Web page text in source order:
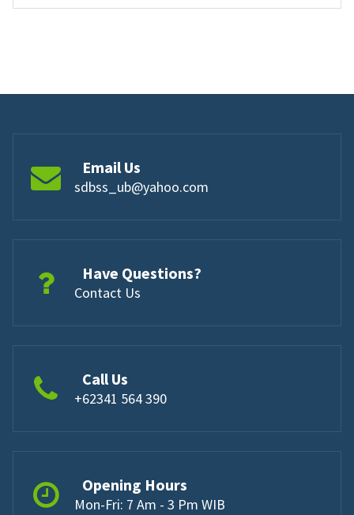
Email Us
sdbss_ub@yahoo.com
Have Questions?
Contact Us
Call Us
+62341 564 390
Opening Hours
Mon-Fri: 7 Am - 3 Pm WIB